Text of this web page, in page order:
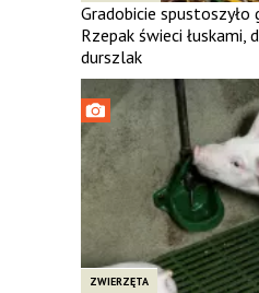
Gradobicie spustoszyło
Rzepak świeci łuskami,
durszlak
ZWIERZĘTA